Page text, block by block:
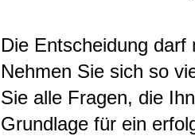
Die Entscheidung
Nehmen Sie sich so
Sie alle Fragen, die
Grundlage für ein